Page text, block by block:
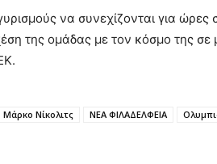
να συνεχίζονται για ώρες
της ομάδας με τον κόσμο της σε
Μάρκο Νίκολιτς ΝΕΑ ΦΙΛΑΔΕΛΦΕΙΑ